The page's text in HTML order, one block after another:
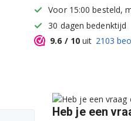
Voor 15:00 besteld,
30 dagen bedenktijd
9.6 / 10 uit 2103
Heb je een